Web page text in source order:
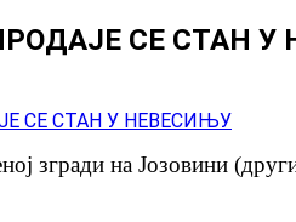
СЕ СТАН У
згради на Јозовини